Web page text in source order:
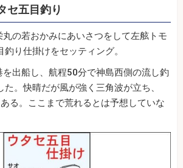
セ五目釣り
の若おかみにあいさつをして左舷トモ
り仕掛けをセッティング。
出船し、航程50分で神島西側の流し釣
た。快晴だが風が強く三角波が立ち、
る。ここまで荒れるとは予想していな